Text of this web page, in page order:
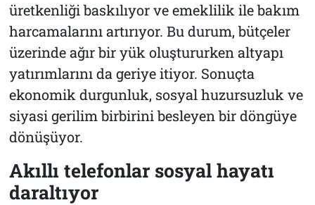
üretkenliği baskılıyor ve emeklilik ile bakım
harcamalarını artırıyor. Bu durum, bütçeler
üzerinde ağır bir yük oluştururken altyapı
yatırımlarını da geriye itiyor. Sonuçta
ekonomik durgunluk, sosyal huzursuzluk ve
siyasi gerilim birbirini besleyen bir döngüye
dönüşüyor.
Akıllı telefonlar sosyal hayatı
daraltıyor